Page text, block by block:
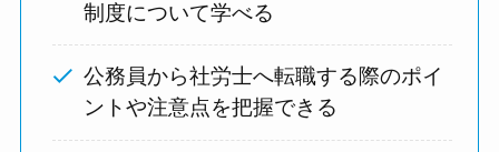
制度について学べる
公務員から社労士へ転職する際のポイ
ントや注意点を把握できる